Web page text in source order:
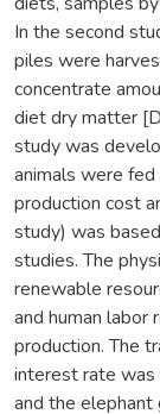
In the second
piles were
concentrate
diet dry matter
study was
animals were fed
production cost
study) was
studies. The
renewable
and human
production. The
interest rate was
and the elephant